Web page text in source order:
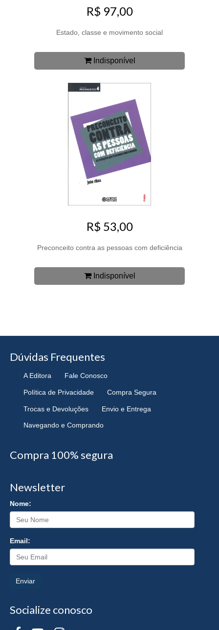
R$ 97,00
Estado, classe e movimento social
Indisponível
R$ 53,00
Preconceito contra as pessoas com deficiência
Indisponível
Dúvidas Frequentes
A Editora Fale Conosco
Política de Privacidade Compra Segura
Trocas e Devoluções Envio e Entrega
Navegando e Comprando
Compra 100% segura
Newsletter
Nome:
Email:
Enviar
Socialize conosco